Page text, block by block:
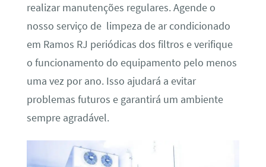
realizar manutenções regulares. Agende o
nosso serviço de limpeza de ar condicionado
em Ramos RJ periódicas dos filtros e verifique
o funcionamento do equipamento pelo menos
uma vez por ano. Isso ajudará a evitar
problemas futuros e garantirá um ambiente
sempre agradável.